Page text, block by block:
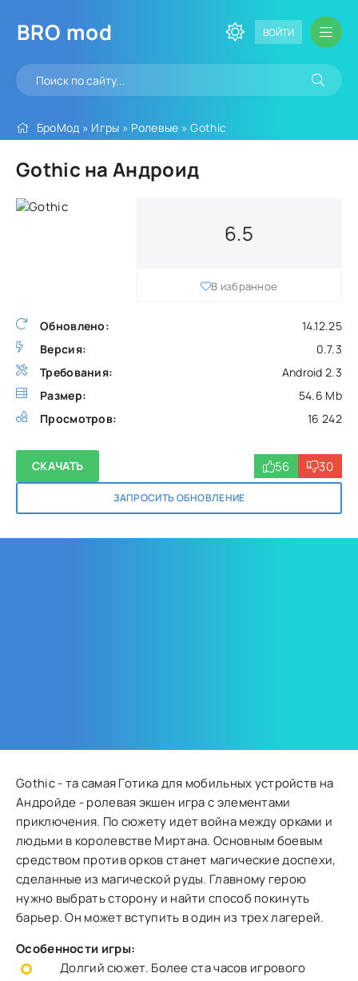
BRO mod ВОЙТИ
БроМод » Игры » Ролевые » Gothic
Gothic на Андроид
Обновлено:
14.12.25
Версия:
0.7.3
Требования:
Android 2.3
Размер:
54.6 Mb
Просмотров:
16 242
6.5
В избранное
СКАЧАТЬ
ЗАПРОСИТЬ ОБНОВЛЕНИЕ
56 30
Gothic - та самая Готика для мобильных устройств на
Андройде - ролевая экшен игра с элементами
приключения. По сюжету идет война между орками и
людьми в королевстве Миртана. Основным боевым
средством против орков станет магические доспехи,
сделанные из магической руды. Главному герою
нужно выбрать сторону и найти способ покинуть
барьер. Он может вступить в один из трех лагерей.
Особенности игры:
Долгий сюжет. Более ста часов игрового